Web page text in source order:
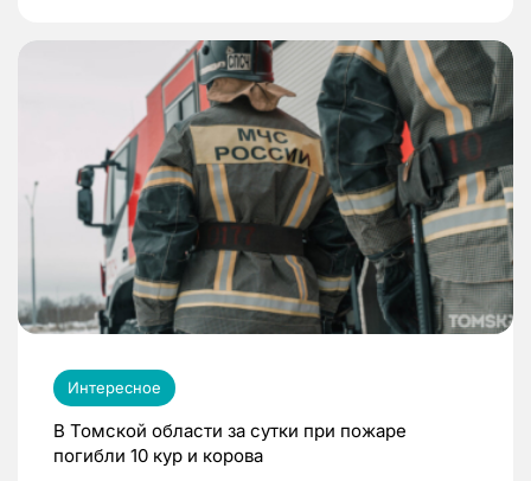
Интересное
В Томской области за сутки при пожаре
погибли 10 кур и корова